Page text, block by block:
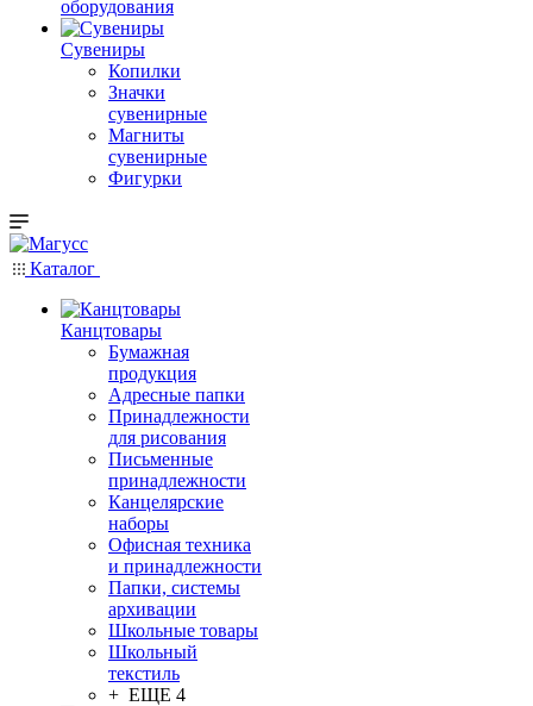
оборудования
Сувениры
Копилки
Значки
сувенирные
Магниты
сувенирные
Фигурки
Каталог
Канцтовары
Бумажная
продукция
Адресные папки
Принадлежности
для рисования
Письменные
принадлежности
Канцелярские
наборы
Офисная техника
и принадлежности
Папки, системы
архивации
Школьные товары
Школьный
текстиль
+ ЕЩЕ 4